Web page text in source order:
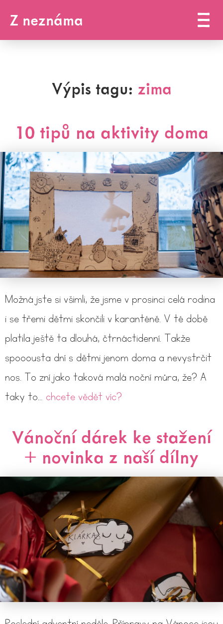
Z neznáma
Výpis tagu: zima
10 tipů na aktivity doma
Možná jste si všimli, že jsme v prosinci celá rodina
i se třemi dětmi skončili v karanténě. V té době
platila ještě ta dlouhá, čtrnáctidenní. Takže
spooousta dní s dětmi jenom doma a nevystrčit
nos. To zní jako taková malá noční můra, že? A
taky to… chcete vědět víc?
Vánoční dárek ke stažení
+ novinka z naší dílny